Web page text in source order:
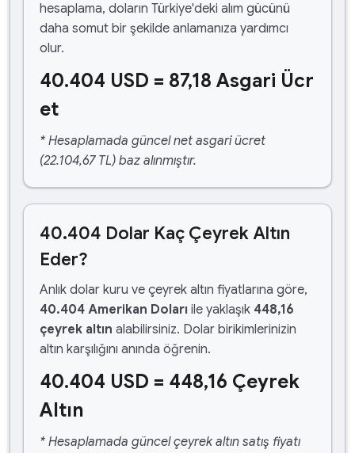
hesaplama, doların Türkiye'deki alım gücünü
daha somut bir şekilde anlamanıza yardımcı
olur.
40.404 USD = 87,18 Asgari Ücr
et
* Hesaplamada güncel net asgari ücret
(22.104,67 TL) baz alınmıştır.
40.404 Dolar Kaç Çeyrek Altın
Eder?
Anlık dolar kuru ve çeyrek altın fiyatlarına göre,
40.404 Amerikan Doları ile yaklaşık 448,16
çeyrek altın alabilirsiniz. Dolar birikimlerinizin
altın karşılığını anında öğrenin.
40.404 USD = 448,16 Çeyrek
Altın
* Hesaplamada güncel çeyrek altın satış fiyatı